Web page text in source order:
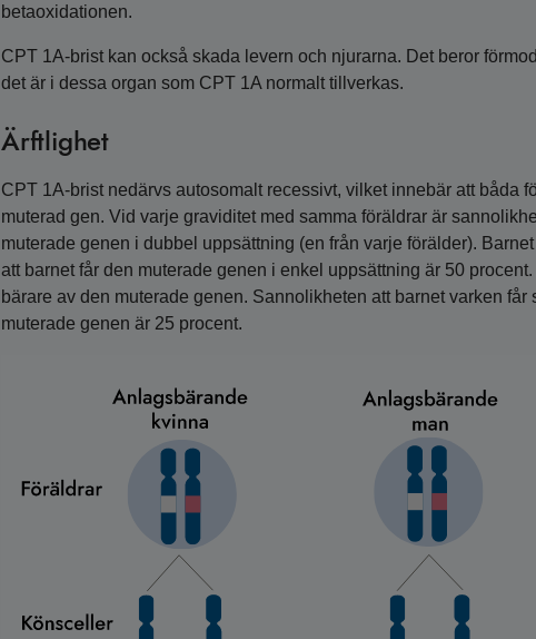
betaoxidationen.
CPT 1A-brist kan också skada levern och njurarna. Det beror
det är i dessa organ som CPT 1A normalt tillverkas.
Ärftlighet
CPT 1A-brist nedärvs autosomalt recessivt, vilket innebär att båda
muterad gen. Vid varje graviditet med samma föräldrar är
muterade genen i dubbel uppsättning (en från varje förälder).
att barnet får den muterade genen i enkel uppsättning är 50
bärare av den muterade genen. Sannolikheten att barnet varken
muterade genen är 25 procent.